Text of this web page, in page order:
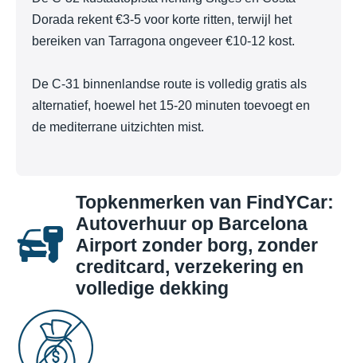
Dorada rekent €3-5 voor korte ritten, terwijl het
bereiken van Tarragona ongeveer €10-12 kost.
De C-31 binnenlandse route is volledig gratis als
alternatief, hoewel het 15-20 minuten toevoegt en
de mediterrane uitzichten mist.
Topkenmerken van FindYCar:
Autoverhuur op Barcelona
Airport zonder borg, zonder
creditcard, verzekering en
volledige dekking